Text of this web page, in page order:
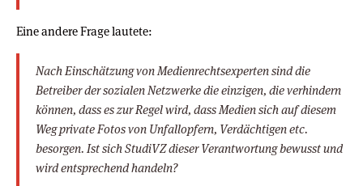
Eine andere Frage lautete:
Nach Einschätzung von Medienrechtsexperten sind die
Betreiber der sozialen Netzwerke die einzigen, die verhindern
können, dass es zur Regel wird, dass Medien sich auf diesem
Weg private Fotos von Unfallopfern, Verdächtigen etc.
besorgen. Ist sich StudiVZ dieser Verantwortung bewusst und
wird entsprechend handeln?